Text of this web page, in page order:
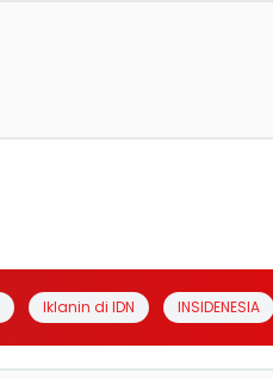
Iklanin di IDN INSIDENESIA